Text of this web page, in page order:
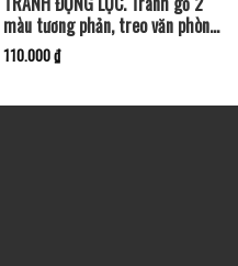
màu tương phản, treo văn phòng
tạo động lực làm việc. TDL-
PMV32
110.000₫